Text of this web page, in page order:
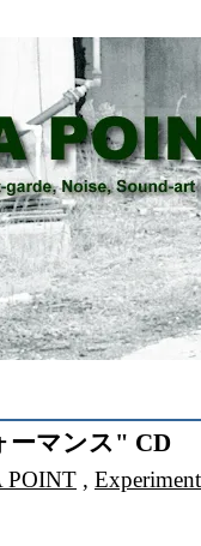
ーマンス" CD
POINT ,